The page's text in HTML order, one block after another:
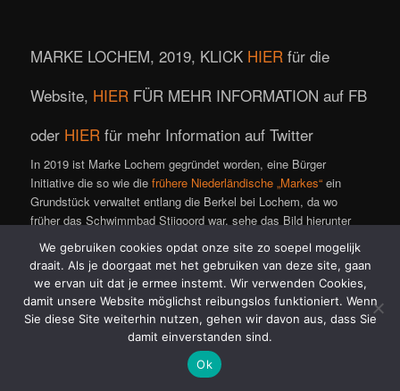
MARKE LOCHEM, 2019, KLICK HIER für die
Website, HIER FÜR MEHR INFORMATION auf FB
oder HIER für mehr Information auf Twitter
In 2019 ist Marke Lochem gegründet worden, eine Bürger
Initiative die so wie diefrühere Niederländische „Markes“ ein
Grundstück verwaltet entlang die Berkel bei Lochem, da wo
früher das Schwimmbad Stijgoord war, sehe das Bild hierunter
klick
für große Karte).
Das Grundstück ist in Eigentum bei ‚Waterschap Rijn en IJssel‘.
We gebruiken cookies opdat onze site zo soepel mogelijk
draait. Als je doorgaat met het gebruiken van deze site, gaan
we ervan uit dat je ermee instemt. Wir verwenden Cookies,
damit unsere Website möglichst reibungslos funktioniert. Wenn
Sie diese Site weiterhin nutzen, gehen wir davon aus, dass Sie
damit einverstanden sind.
Ok